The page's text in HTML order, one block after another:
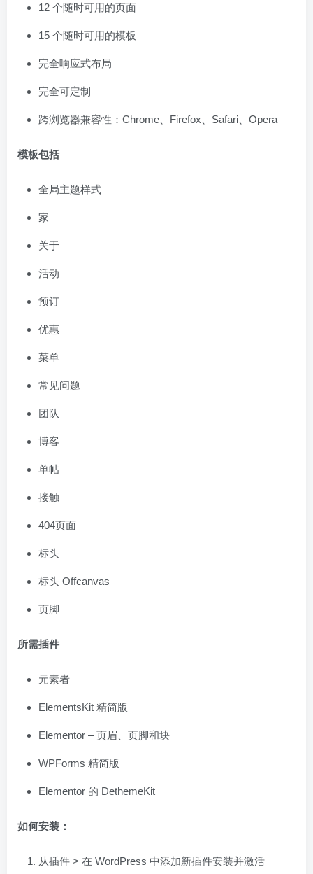
12 个随时可用的页面
15 个随时可用的模板
完全响应式布局
完全可定制
跨浏览器兼容性：Chrome、Firefox、Safari、Opera
模板包括
全局主题样式
家
关于
活动
预订
优惠
菜单
常见问题
团队
博客
单帖
接触
404页面
标头
标头 Offcanvas
页脚
所需插件
元素者
ElementsKit 精简版
Elementor – 页眉、页脚和块
WPForms 精简版
Elementor 的 DethemeKit
如何安装：
从插件 > 在 WordPress 中添加新插件安装并激活